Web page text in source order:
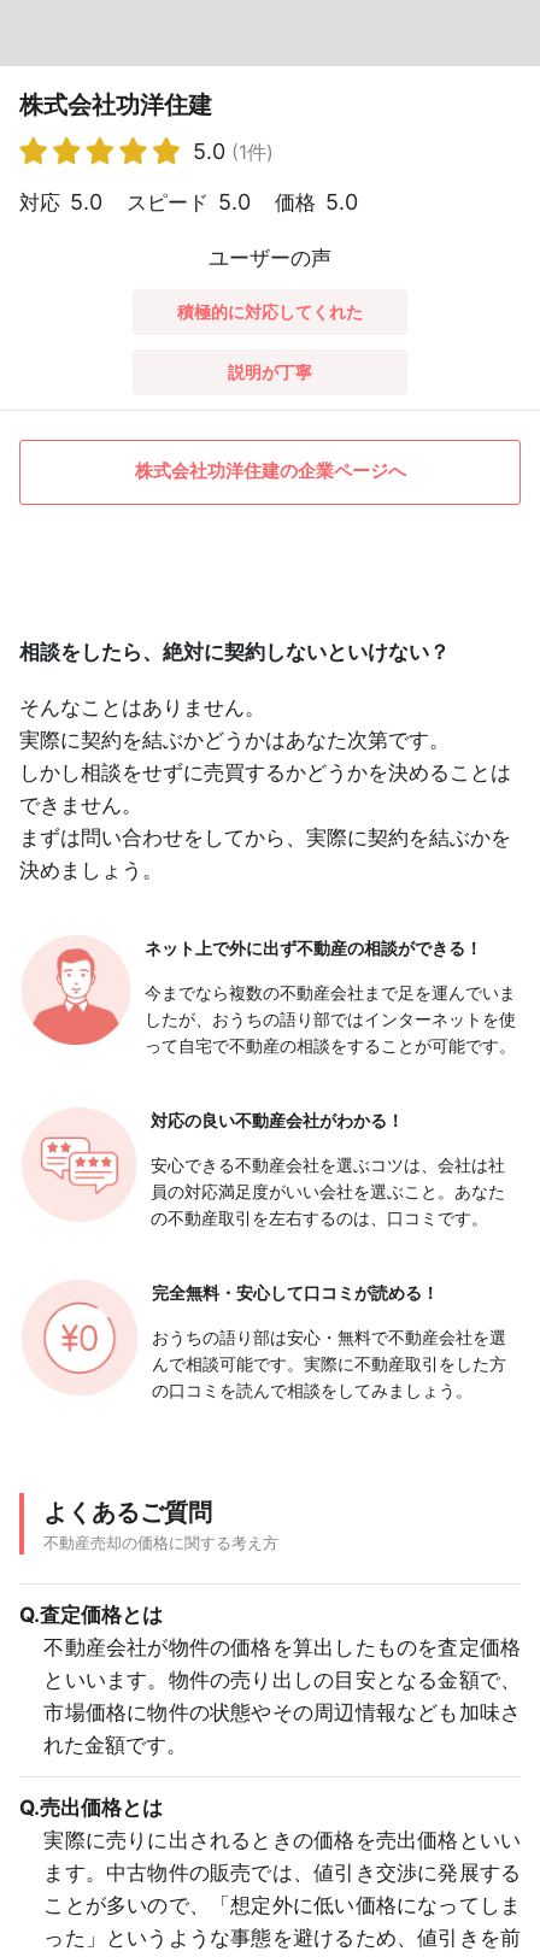
株式会社功洋住建
5.0 (1件)
対応 5.0 スピード 5.0 価格 5.0
ユーザーの声
積極的に対応してくれた
説明が丁寧
株式会社功洋住建の企業ページへ
相談をしたら、絶対に契約しないといけない？
そんなことはありません。
実際に契約を結ぶかどうかはあなた次第です。
しかし相談をせずに売買するかどうかを決めることは
できません。
まずは問い合わせをしてから、実際に契約を結ぶかを
決めましょう。
ネット上で外に出ず不動産の相談ができる！
今までなら複数の不動産会社まで足を運んでいま
したが、おうちの語り部ではインターネットを使
って自宅で不動産の相談をすることが可能です。
対応の良い不動産会社がわかる！
安心できる不動産会社を選ぶコツは、会社は社
員の対応満足度がいい会社を選ぶこと。あなた
の不動産取引を左右するのは、口コミです。
完全無料・安心して口コミが読める！
おうちの語り部は安心・無料で不動産会社を選
んで相談可能です。実際に不動産取引をした方
の口コミを読んで相談をしてみましょう。
よくあるご質問
不動産売却の価格に関する考え方
Q.査定価格とは
不動産会社が物件の価格を算出したものを査定価格
といいます。物件の売り出しの目安となる金額で、
市場価格に物件の状態やその周辺情報なども加味さ
れた金額です。
Q.売出価格とは
実際に売りに出されるときの価格を売出価格といい
ます。中古物件の販売では、値引き交渉に発展する
ことが多いので、「想定外に低い価格になってしま
った」というような事態を避けるため、値引きを前